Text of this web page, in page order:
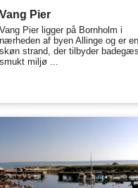
Vang Pier
Vang Pier ligger på Bornholm i
nærheden af byen Allinge og er en
skøn strand, der tilbyder
smukt miljø ...